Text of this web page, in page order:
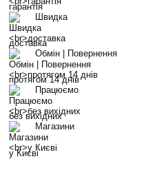
гарантія
Швидка
доставка
Обмін | Повернення
протягом 14 днів
Працюємо
без вихідних
Магазини
у Києві